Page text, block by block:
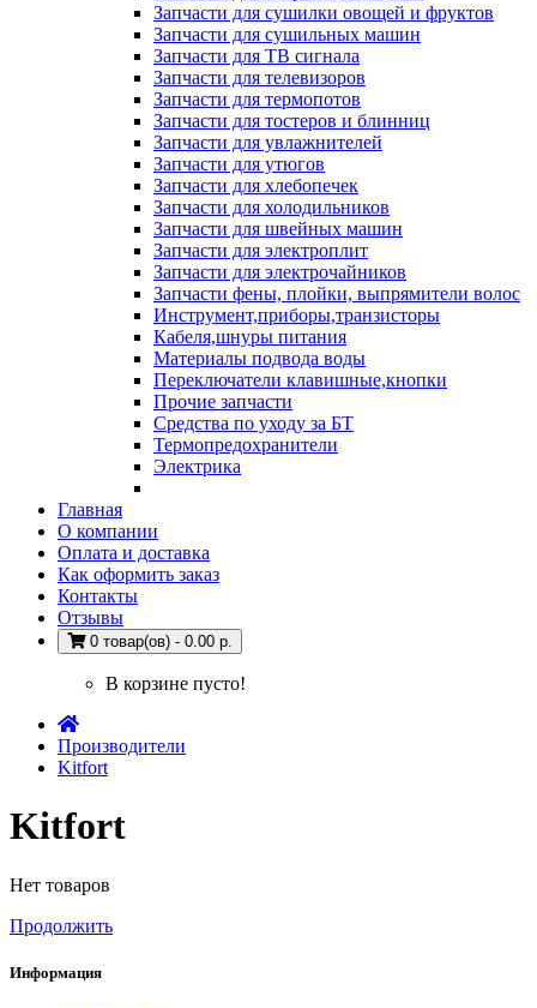
Запчасти для сушилки овощей и фруктов
Запчасти для сушильных машин
Запчасти для ТВ сигнала
Запчасти для телевизоров
Запчасти для термопотов
Запчасти для тостеров и блинниц
Запчасти для увлажнителей
Запчасти для утюгов
Запчасти для хлебопечек
Запчасти для холодильников
Запчасти для швейных машин
Запчасти для электроплит
Запчасти для электрочайников
Запчасти фены, плойки, выпрямители волос
Инструмент,приборы,транзисторы
Кабеля,шнуры питания
Материалы подвода воды
Переключатели клавишные,кнопки
Прочие запчасти
Средства по уходу за БТ
Термопредохранители
Электрика
Главная
О компании
Оплата и доставка
Как оформить заказ
Контакты
Отзывы
0 товар(ов) - 0.00 р.
В корзине пусто!
Производители
Kitfort
Kitfort
Нет товаров
Продолжить
Информация